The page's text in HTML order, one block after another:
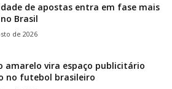
de apostas entra em fase mais
Brasil
de 2026
amarelo vira espaço publicitário
no futebol brasileiro